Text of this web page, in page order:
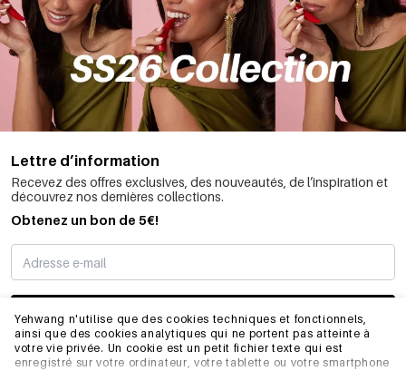
Yehwang n'utilise que des cookies techniques et fonctionnels,
ainsi que des cookies analytiques qui ne portent pas atteinte à
votre vie privée. Un cookie est un petit fichier texte qui est
enregistré sur votre ordinateur, votre tablette ou votre smartphone
Lettre d’information
Recevez des offres exclusives, des nouveautés, de l’inspiration et
découvrez nos dernières collections.
Obtenez un bon de 5€!
JE M’INSCRIS